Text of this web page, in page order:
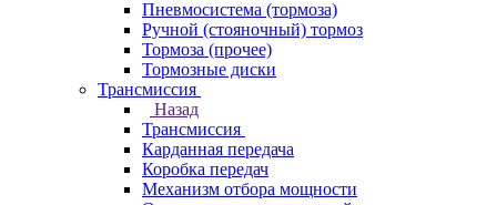
Пневмосиcтема (тормоза)
Ручной (стояночный) тормоз
Тормоза (прочее)
Тормозные диски
Трансмиссия
Назад
Трансмиссия
Карданная передача
Коробка передач
Механизм отбора мощности